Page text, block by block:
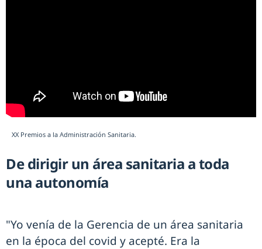
XX Premios a la Administración Sanitaria.
De dirigir un área sanitaria a toda
una autonomía
"Yo venía de la Gerencia de un área sanitaria
en la época del covid y acepté. Era la